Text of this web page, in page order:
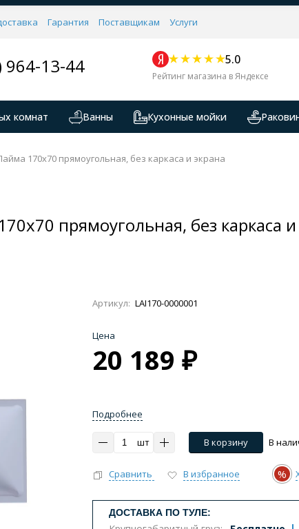
Гарантия Поставщикам Услуги
964-13-44 5.0
Рейтинг магазина в Яндексе
комнат Ванны Кухонные мойки
170x70 прямоугольная, без каркаса и экрана
прямоугольная, без каркаса и
Артикул: LAI170-0000001
Цена
20 189 ₽
Подробнее
шт В корзину В
Сравнить В избранное %
ДОСТАВКА ПО ТУЛЕ: